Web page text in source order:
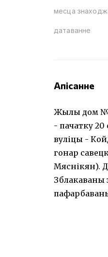
месца
датаванне
Апісанне
Жылы дом
- пачатку 20
вуліцы -
гонар
Мяснікян).
Зблакаваны